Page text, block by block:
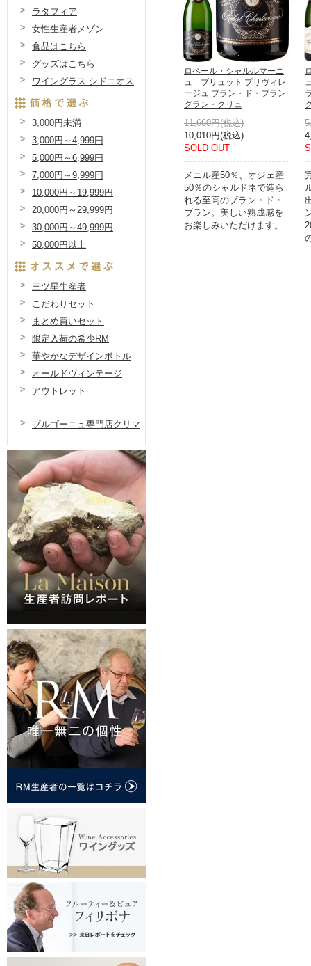
ロベール・シャルルマーニ
ュ ブリュット プリヴィレ
ージュ ブラン・ド・ブラン
グラン・クリュ
11,660円(税込)
10,010円(税込)
SOLD OUT
メニル産50％、オジェ産
50％のシャルドネで造ら
れる至高のブラン・ド・
ブラン。美しい熟成感を
お楽しみいただけます。
ラタフィア
女性生産者メゾン
食品はこちら
グッズはこちら
ワイングラス シドニオス
3,000円未満
3,000円～4,999円
5,000円～6,999円
7,000円～9,999円
10,000円～19,999円
20,000円～29,999円
30,000円～49,999円
50,000円以上
三ツ星生産者
こだわりセット
まとめ買いセット
限定入荷の希少RM
華やかなデザインボトル
オールドヴィンテージ
アウトレット
ブルゴーニュ専門店クリマ